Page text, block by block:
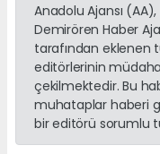
Anadolu Ajansı
Demirören Haber
tarafından eklenen
editörlerinin
çekilmektedir. Bu
muhataplar haberi
bir editörü sorumlu